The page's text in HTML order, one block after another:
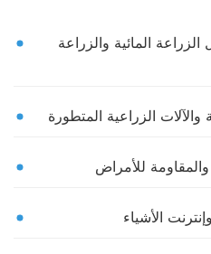
المائية والزراعة
الزراعية المتطورة
والمقاومة للأمراض
الأشياء